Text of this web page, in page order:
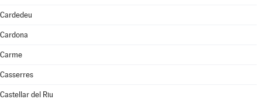
Cardedeu
Cardona
Carme
Casserres
Castellar del Riu